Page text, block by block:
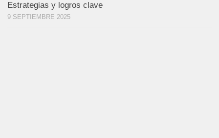
Estrategias y logros clave
9 SEPTIEMBRE 2025